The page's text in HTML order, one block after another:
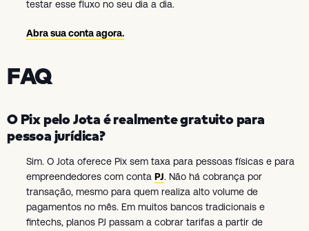
testar esse fluxo no seu dia a dia.
Abra sua conta agora.
FAQ
O Pix pelo Jota é realmente gratuito para
pessoa jurídica?
Sim. O Jota oferece Pix sem taxa para pessoas físicas e para
empreendedores com conta PJ. Não há cobrança por
transação, mesmo para quem realiza alto volume de
pagamentos no mês. Em muitos bancos tradicionais e
fintechs, planos PJ passam a cobrar tarifas a partir de